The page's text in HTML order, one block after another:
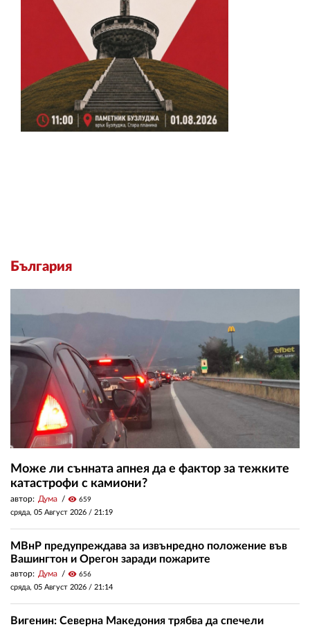
България
Може ли сънната апнея да е фактор за тежките
катастрофи с камиони?
автор: Дума visibility 659
сряда, 05 Август 2026 / 21:19
МВнР предупреждава за извънредно положение във
Вашингтон и Орегон заради пожарите
автор: Дума visibility 656
сряда, 05 Август 2026 / 21:14
Вигенин: Северна Македония трябва да спечели